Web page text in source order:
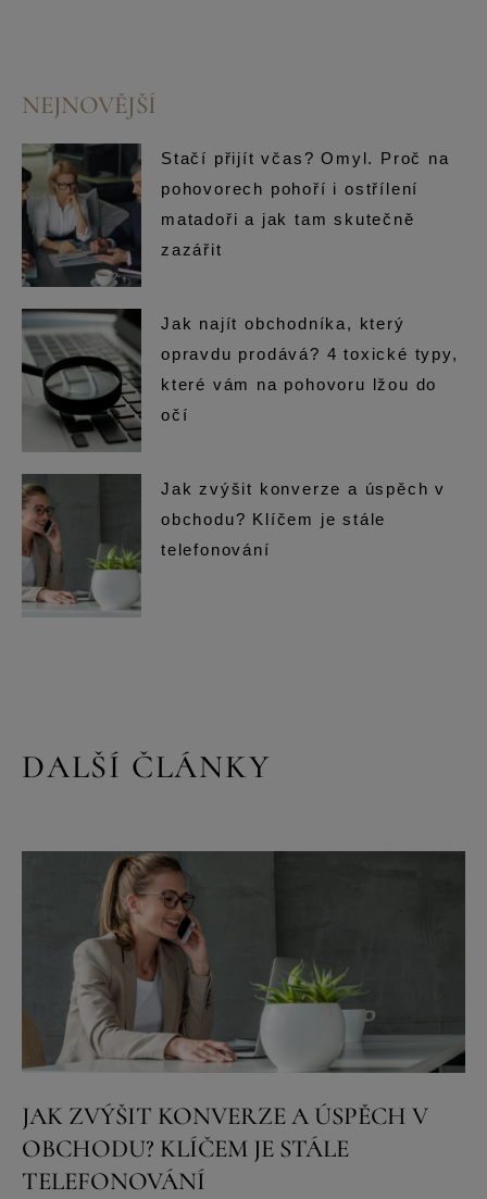
NEJNOVĚJŠÍ
Stačí přijít včas? Omyl. Proč na
pohovorech pohoří i ostřílení
matadoři a jak tam skutečně
zazářit
Jak najít obchodníka, který
opravdu prodává? 4 toxické typy,
které vám na pohovoru lžou do
očí
Jak zvýšit konverze a úspěch v
obchodu? Klíčem je stále
telefonování
DALŠÍ ČLÁNKY
JAK ZVÝŠIT KONVERZE A ÚSPĚCH V
OBCHODU? KLÍČEM JE STÁLE
TELEFONOVÁNÍ